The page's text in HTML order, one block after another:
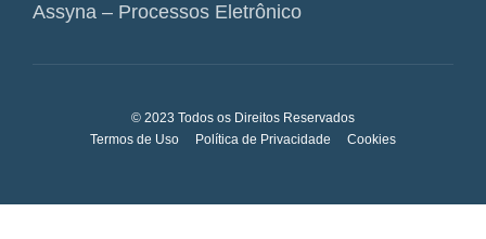
Assyna – Processos Eletrônico
© 2023 Todos os Direitos Reservados
Termos de Uso
Política de Privacidade Cookies